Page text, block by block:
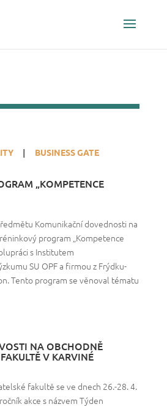
| BUSINESS GATE
„KOMPETENCE
Komunikační dovednosti na
program „Kompetence
s Institutem
SU OPF a firmou z Frýdku-
Tento program se věnoval tématu
NA OBCHODNĚ
V KARVINÉ
fakultě se ve dnech 26.-28. 4.
akce s názvem Týden